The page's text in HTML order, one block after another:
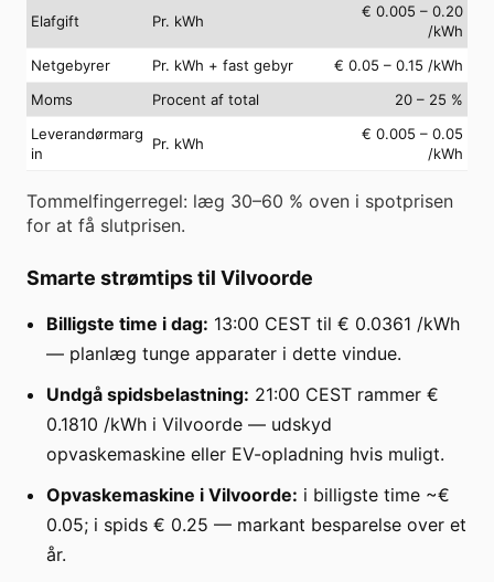
Elafgift Pr. kWh
€ 0.005 – 0.20
/kWh
Netgebyrer
Pr. kWh + fast gebyr
€ 0.05 – 0.15 /kWh
Moms
Procent af total
20 – 25 %
Leverandørmarg
in
Pr. kWh
€ 0.005 – 0.05
/kWh
Tommelfingerregel: læg 30–60 % oven i spotprisen
for at få slutprisen.
Smarte strømtips til Vilvoorde
Billigste time i dag: 13:00 CEST til € 0.0361 /kWh
— planlæg tunge apparater i dette vindue.
Undgå spidsbelastning: 21:00 CEST rammer €
0.1810 /kWh i Vilvoorde — udskyd
opvaskemaskine eller EV-opladning hvis muligt.
Opvaskemaskine i Vilvoorde: i billigste time ~€
0.05; i spids € 0.25 — markant besparelse over et
år.